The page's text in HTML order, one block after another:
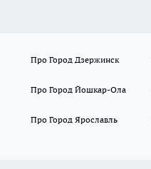
Про Город Дзержинск
Про Город Йошкар-Ола
Про Город Ярославль